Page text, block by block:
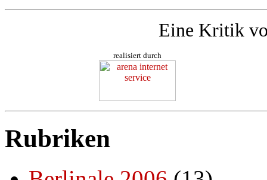
Eine Kritik
realisiert durch
Rubriken